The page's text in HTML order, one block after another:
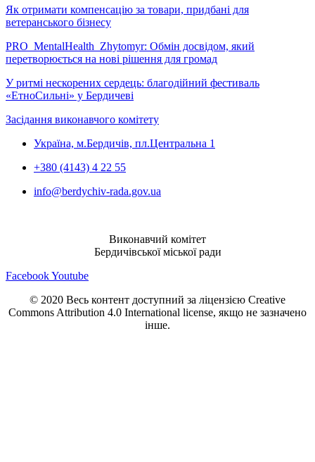
Як отримати компенсацію за товари, придбані для
ветеранського бізнесу
PRO_MentalHealth_Zhytomyr: Обмін досвідом, який
перетворюється на нові рішення для громад
У ритмі нескорених сердець: благодійний фестиваль
«ЕтноСильні» у Бердичеві
Засідання виконавчого комітету
Україна, м.Бердичів, пл.Центральна 1
+380 (4143) 4 22 55
info@berdychiv-rada.gov.ua
Виконавчий комітет
Бердичівської міської ради
FacebookYoutube
© 2020 Весь контент доступний за ліцензією Creative
Commons Attribution 4.0 International license, якщо не зазначено
інше.